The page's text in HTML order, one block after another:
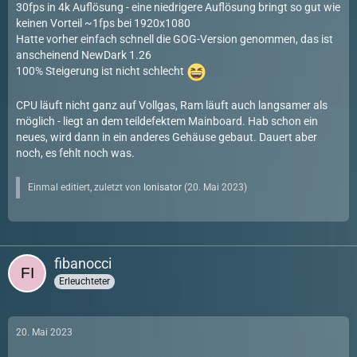
30fps in 4k Auflösung - eine niedrigere Auflösung bringt so gut wie
keinen Vorteil ~1fps bei 1920x1080
Hatte vorher einfach schnell die GOG-Version genommen, das ist
anscheinend NewDark 1.26
100% Steigerung ist nicht schlecht
CPU läuft nicht ganz auf Vollgas, Ram läuft auch langsamer als
möglich - liegt an dem teildefektem Mainboard. Hab schon ein
neues, wird dann in ein anderes Gehäuse gebaut. Dauert aber
noch, es fehlt noch was.
Einmal editiert, zuletzt von Ionisator (20. Mai 2023)
fibanocci
Erleuchteter
20. Mai 2023